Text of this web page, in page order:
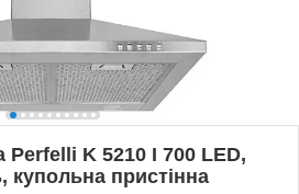
Perfelli K 5210 I 700 LED,
купольна пристінна